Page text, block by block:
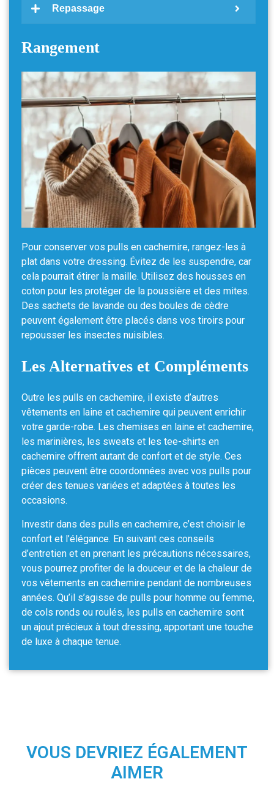
Repassage
Rangement
Pour conserver vos pulls en cachemire, rangez-les à
plat dans votre dressing. Évitez de les suspendre, car
cela pourrait étirer la maille. Utilisez des housses en
coton pour les protéger de la poussière et des mites.
Des sachets de lavande ou des boules de cèdre
peuvent également être placés dans vos tiroirs pour
repousser les insectes nuisibles.
Les Alternatives et Compléments
Outre les pulls en cachemire, il existe d’autres
vêtements en laine et cachemire qui peuvent enrichir
votre garde-robe. Les chemises en laine et cachemire,
les marinières, les sweats et les tee-shirts en
cachemire offrent autant de confort et de style. Ces
pièces peuvent être coordonnées avec vos pulls pour
créer des tenues variées et adaptées à toutes les
occasions.
Investir dans des pulls en cachemire, c’est choisir le
confort et l’élégance. En suivant ces conseils
d’entretien et en prenant les précautions nécessaires,
vous pourrez profiter de la douceur et de la chaleur de
vos vêtements en cachemire pendant de nombreuses
années. Qu’il s’agisse de pulls pour homme ou femme,
de cols ronds ou roulés, les pulls en cachemire sont
un ajout précieux à tout dressing, apportant une touche
de luxe à chaque tenue.
VOUS DEVRIEZ ÉGALEMENT
AIMER